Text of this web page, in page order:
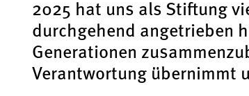
2025 hat uns als Stiftung
durchgehend angetrieben
Generationen
Verantwortung übernimmt